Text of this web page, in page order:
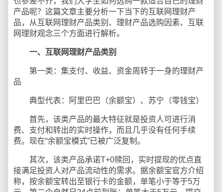
产品呢？这篇文章主要分析一下当下的互联网理财产
品，从互联网理财产品类别、理财产品选购因素、互联
网理财观念三个方面进行解析。
一、互联网理财产品类别
第一类：集支付、收益、资金周转于一身的理财产
品
典型代表：阿里巴巴（余额宝）、苏宁（零钱宝）
首先，该类产品的最大特征就是投资人可进行消
费、支付和转出的实时操作，而且几乎没有任何手续
费。现在“余额宝模式”已被广泛复制。
其次，该类产品承诺T+0赎回，实时提现的优点直
接满足投资人对产品流动性的需求。据余额宝官方介绍
称，按余额宝转出至银行卡的金额，单笔小于等于5万